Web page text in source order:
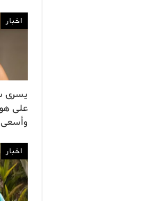
اخبار
يسرى
على
اخبار